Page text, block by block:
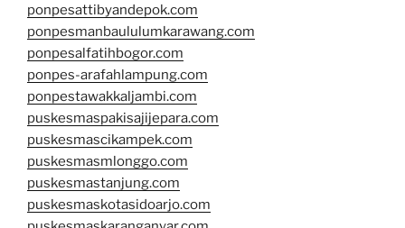
ponpesattibyandepok.com
ponpesmanbaululumkarawang.com
ponpesalfatihbogor.com
ponpes-arafahlampung.com
ponpestawakkaljambi.com
puskesmaspakisajijepara.com
puskesmascikampek.com
puskesmasmlonggo.com
puskesmastanjung.com
puskesmaskotasidoarjo.com